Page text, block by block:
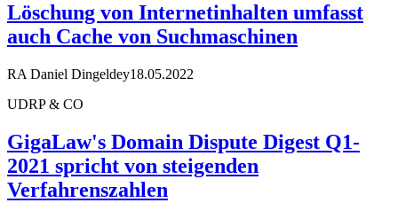
Löschung von Internetinhalten umfasst
auch Cache von Suchmaschinen
RA Daniel Dingeldey18.05.2022
UDRP & CO
GigaLaw's Domain Dispute Digest Q1-
2021 spricht von steigenden
Verfahrenszahlen